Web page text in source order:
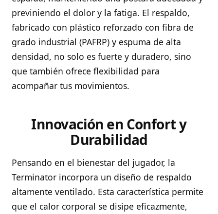
previniendo el dolor y la fatiga. El respaldo,
fabricado con plástico reforzado con fibra de
grado industrial (PAFRP) y espuma de alta
densidad, no solo es fuerte y duradero, sino
que también ofrece flexibilidad para
acompañar tus movimientos.
Innovación en Confort y
Durabilidad
Pensando en el bienestar del jugador, la
Terminator incorpora un diseño de respaldo
altamente ventilado. Esta característica permite
que el calor corporal se disipe eficazmente,